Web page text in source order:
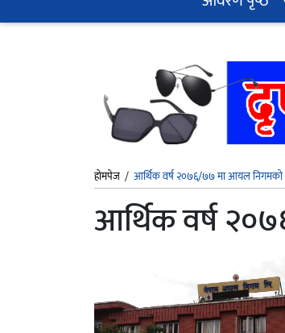
होमपेज / आर्थिक वर्ष २०७६/७७ मा आयल निगमको
आर्थिक वर्ष